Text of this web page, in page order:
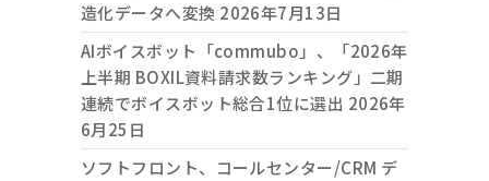
造化データへ変換 2026年7月13日
AIボイスボット「commubo」、「2026年
上半期 BOXIL資料請求数ランキング」二期
連続でボイスボット総合1位に選出 2026年
6月25日
ソフトフロント、コールセンター/CRM デ